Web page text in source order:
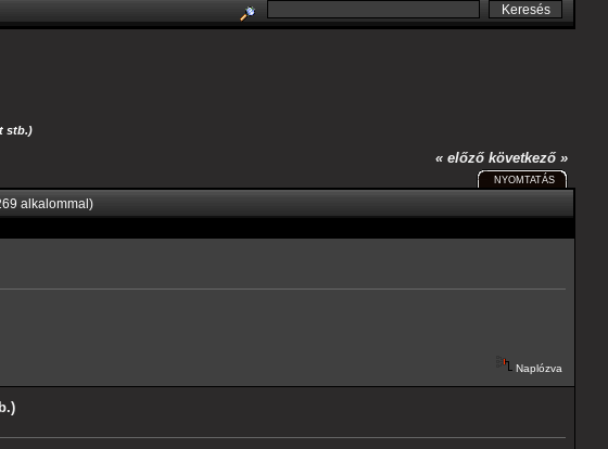
stb.)
« előző következő »
NYOMTATÁS
alkalommal)
Naplózva